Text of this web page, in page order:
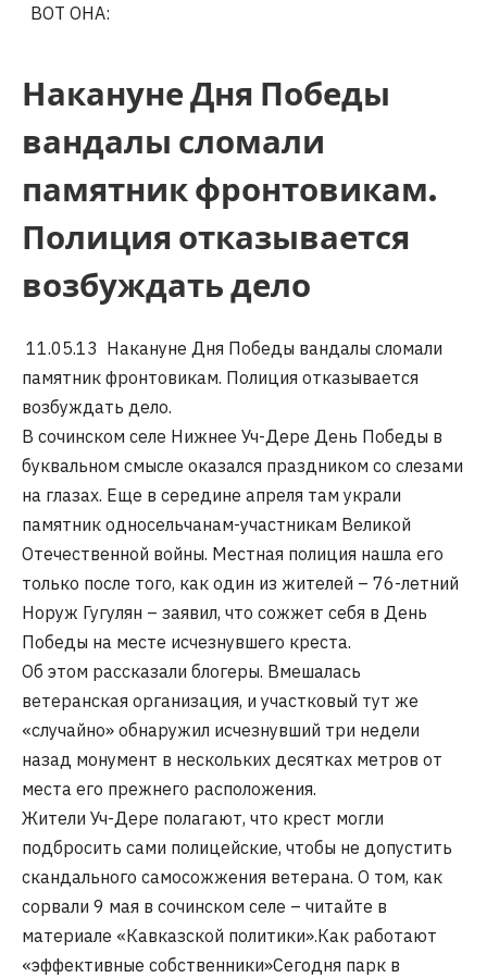
ВОТ ОНА:
Накануне Дня Победы
вандалы сломали
памятник фронтовикам.
Полиция отказывается
возбуждать дело
11.05.13 Накануне Дня Победы вандалы сломали
памятник фронтовикам. Полиция отказывается
возбуждать дело.
В сочинском селе Нижнее Уч-Дере День Победы в
буквальном смысле оказался праздником со слезами
на глазах. Еще в середине апреля там украли
памятник односельчанам-участникам Великой
Отечественной войны. Местная полиция нашла его
только после того, как один из жителей – 76-летний
Норуж Гугулян – заявил, что сожжет себя в День
Победы на месте исчезнувшего креста.
Об этом рассказали блогеры. Вмешалась
ветеранская организация, и участковый тут же
«случайно» обнаружил исчезнувший три недели
назад монумент в нескольких десятках метров от
места его прежнего расположения.
Жители Уч-Дере полагают, что крест могли
подбросить сами полицейские, чтобы не допустить
скандального самосожжения ветерана. О том, как
сорвали 9 мая в сочинском селе – читайте в
материале «Кавказской политики».Как работают
«эффективные собственники»Сегодня парк в